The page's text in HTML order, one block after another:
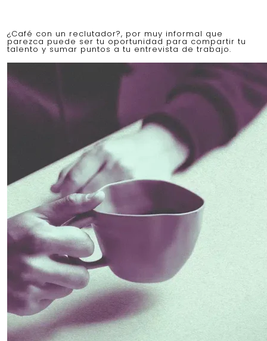
¿Café con un reclutador?, por muy informal que
parezca puede ser tu oportunidad para compartir tu
talento y sumar puntos a tu entrevista de trabajo.